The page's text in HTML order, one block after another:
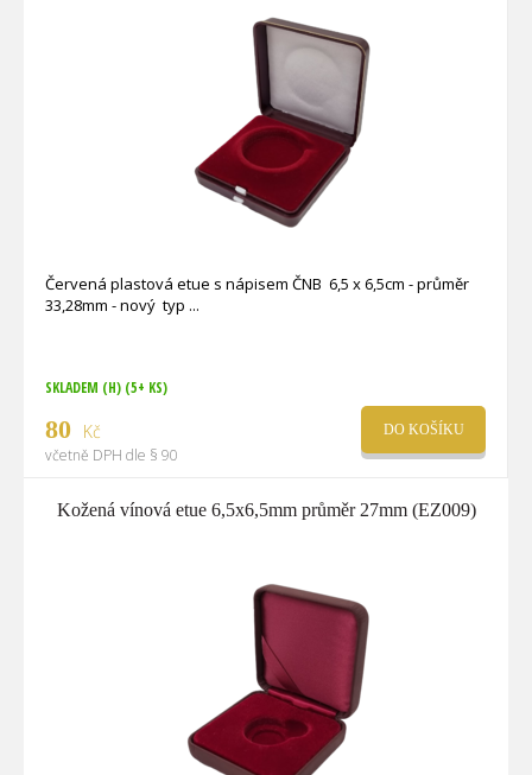
Červená plastová etue s nápisem ČNB 6,5 x 6,5cm - průměr
33,28mm - nový typ
SKLADEM (H) (5+ KS)
80 Kč
včetně DPH dle § 90
DO KOŠÍKU
Kožená vínová etue 6,5x6,5mm průměr 27mm (EZ009)